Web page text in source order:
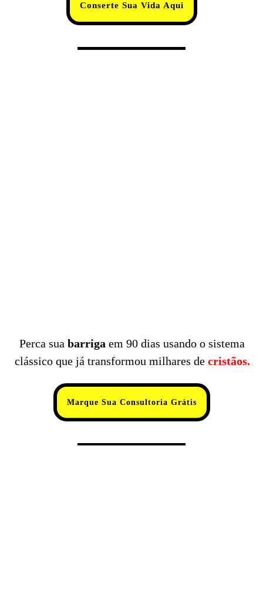
Conserte Sua Vida Aqui
Perca sua barriga em 90 dias usando o sistema
clássico que já transformou milhares decristãos.
Marque Sua Consultoria Grátis